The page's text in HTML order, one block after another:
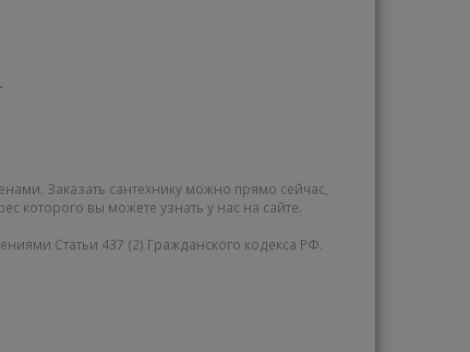
Заказать сантехнику можно прямо сейчас,
которого вы можете узнать у нас на сайте.
Статьи 437 (2) Гражданского кодекса РФ.